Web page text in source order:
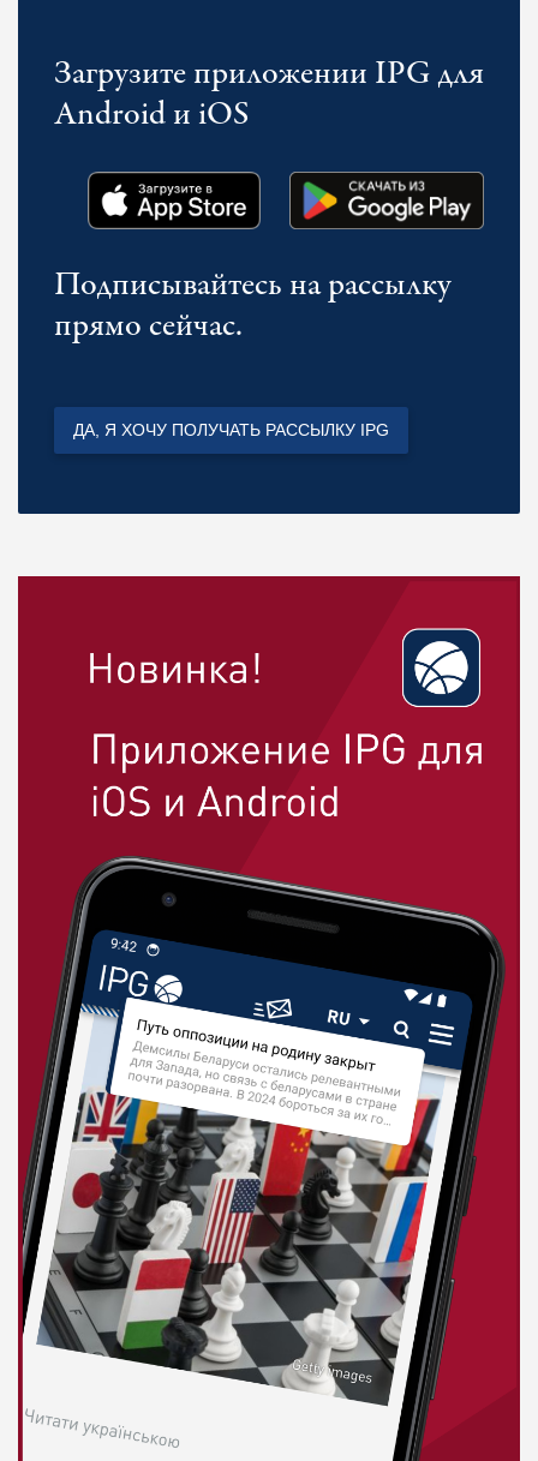
Загрузите приложении IPG для
Android и iOS
Подписывайтесь на рассылку
прямо сейчас.
ДА, Я ХОЧУ ПОЛУЧАТЬ РАССЫЛКУ IPG